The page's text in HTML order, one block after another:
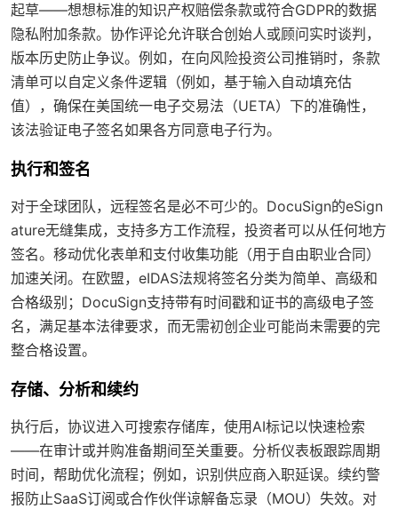
起草——想想标准的知识产权赔偿条款或符合GDPR的数据
隐私附加条款。协作评论允许联合创始人或顾问实时谈判，
版本历史防止争议。例如，在向风险投资公司推销时，条款
清单可以自定义条件逻辑（例如，基于输入自动填充估
值），确保在美国统一电子交易法（UETA）下的准确性，
该法验证电子签名如果各方同意电子行为。
执行和签名
对于全球团队，远程签名是必不可少的。DocuSign的eSign
ature无缝集成，支持多方工作流程，投资者可以从任何地方
签名。移动优化表单和支付收集功能（用于自由职业合同）
加速关闭。在欧盟，eIDAS法规将签名分类为简单、高级和
合格级别；DocuSign支持带有时间戳和证书的高级电子签
名，满足基本法律要求，而无需初创企业可能尚未需要的完
整合格设置。
存储、分析和续约
执行后，协议进入可搜索存储库，使用AI标记以快速检索
——在审计或并购准备期间至关重要。分析仪表板跟踪周期
时间，帮助优化流程；例如，识别供应商入职延误。续约警
报防止SaaS订阅或合作伙伴谅解备忘录（MOU）失效。对